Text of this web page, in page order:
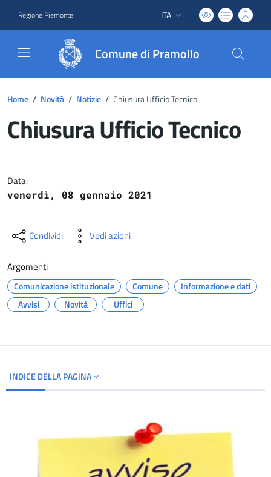
Regione Piemonte Lingua attiva:
ITA
Comune di Pramollo
Home / Novità / Notizie / Chiusura Ufficio Tecnico
Chiusura Ufficio Tecnico
Data:
venerdì, 08 gennaio 2021
Condividi Vedi azioni
Argomenti
Comunicazione istituzionale Comune
Informazione e dati
Avvisi
Novità Uffici
INDICE DELLA PAGINA